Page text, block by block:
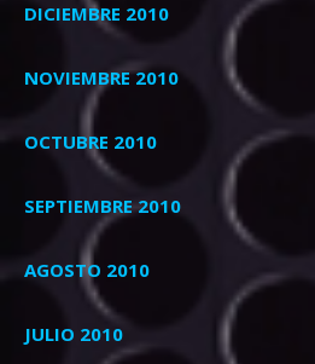
DICIEMBRE 2010
NOVIEMBRE 2010
OCTUBRE 2010
SEPTIEMBRE 2010
AGOSTO 2010
JULIO 2010